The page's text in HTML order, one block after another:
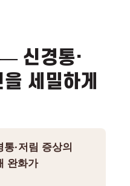
신경통·
세밀하게
·저림 증상의
완화가